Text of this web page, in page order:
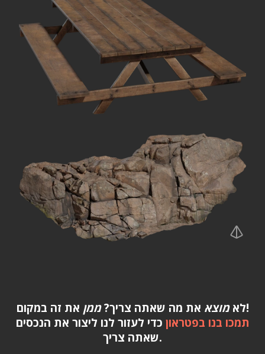
לאמוצא את מה שאתה צריך?ממן
את זה במקום!
תמכו בנו בפטראון כדי לעזור לנו ליצור את הנכסים
שאתה צריך.